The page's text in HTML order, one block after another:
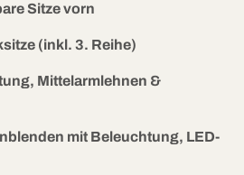
Sitze vorn
(inkl. 3. Reihe)
Mittelarmlehnen &
mit Beleuchtung, LED-